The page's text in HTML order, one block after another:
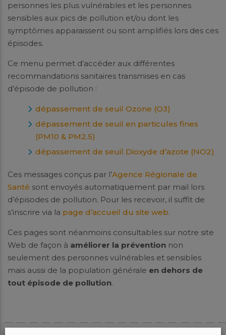
personnes les plus vulnérables et les personnes
sensibles aux pics de pollution et/ou dont les
symptômes apparaissent ou sont amplifiés lors des ces
épisodes.
Ce menu permet d’accéder aux différentes
recommandations sanitaires transmises en cas
d’épisode de pollution :
dépassement de seuil Ozone (O3)
dépassement de seuil en particules fines
(PM10 & PM2.5)
dépassement de seuil Dioxyde d’azote (NO2)
Ces messages conçus par l’Agence Régionale de
Santé sont envoyés automatiquement par mail lors
d’épisodes de pollution. Pour les recevoir, il suffit de
s’inscrire via la page d’accueil du site web.
Ces pages sont néanmoins consultables sur notre site
Web de façon à améliorer la prévention non
seulement des personnes vulnérables et sensibles
mais aussi de la population générale en dehors de
tout épisode de pollution.